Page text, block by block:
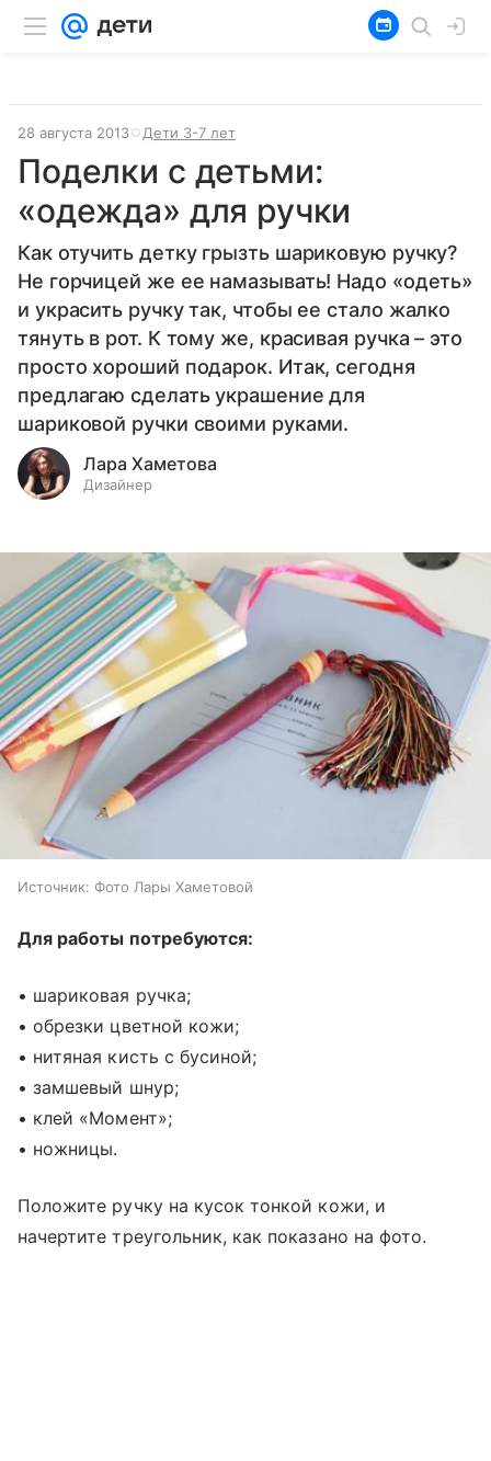
28 августа 2013 Дети 3-7 лет
Поделки с детьми:
«одежда» для ручки
Как отучить детку грызть шариковую ручку?
Не горчицей же ее намазывать! Надо «одеть»
и украсить ручку так, чтобы ее стало жалко
тянуть в рот. К тому же, красивая ручка – это
просто хороший подарок. Итак, сегодня
предлагаю сделать украшение для
шариковой ручки своими руками.
Лара Хаметова
Дизайнер
Источник: Фото Лары Хаметовой
Для работы потребуются:
• шариковая ручка;
• обрезки цветной кожи;
• нитяная кисть с бусиной;
• замшевый шнур;
• клей «Момент»;
• ножницы.
Положите ручку на кусок тонкой кожи, и
начертите треугольник, как показано на фото.